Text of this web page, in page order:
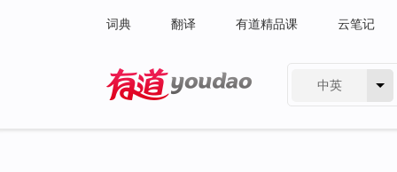
词典 翻译 有道精品课 云笔记
中英